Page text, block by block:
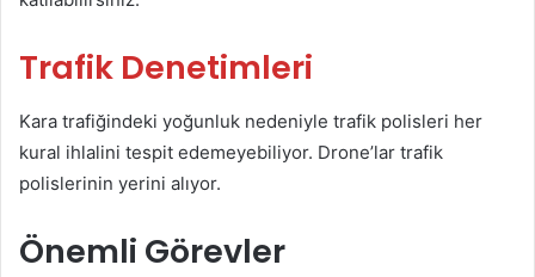
Trafik Denetimleri
Kara trafiğindeki yoğunluk nedeniyle trafik polisleri her
kural ihlalini tespit edemeyebiliyor. Drone’lar trafik
polislerinin yerini alıyor.
Önemli Görevler